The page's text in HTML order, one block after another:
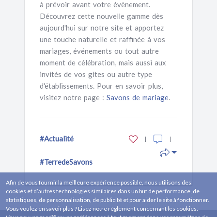
à prévoir avant votre évènement.
Découvrez cette nouvelle gamme dès
aujourd'hui sur notre site et apportez
une touche naturelle et raffinée à vos
mariages, événements ou tout autre
moment de célébration, mais aussi aux
invités de vos gites ou autre type
d'établissements. Pour en savoir plus,
visitez notre page : Savons de mariage.
#Actualité
#TerredeSavons
| |
Afin de vous fournir la meilleure expérience possible, nous utilisons des
cookies et d’autres technologies similaires dans un but de performance, de
statistiques, de personnalisation, de publicité et pour aider le site à fonctionner.
Vous voulez en savoir plus ? Lisez notre règlement concernant les cookies.